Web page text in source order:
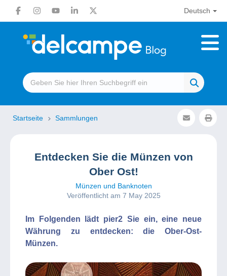
Deutsch
Startseite Sammlungen
Entdecken Sie die Münzen von
Ober Ost!
Münzen und Banknoten
Veröffentlicht am 7 May 2025
Im Folgenden lädt pier2 Sie ein, eine neue
Währung zu entdecken: die Ober-Ost-
Münzen.